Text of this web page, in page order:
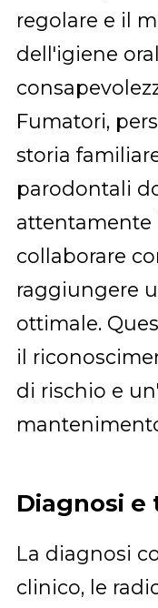
regolare e il
dell'igiene
Fumatori,
storia
parodontali
attentamente
collaborare
raggiungere
ottimale.
il
di rischio e
Diagnosi
La diagnosi
clinico, le